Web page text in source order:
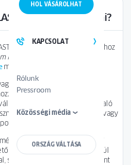
HOL VÁSÁROLHAT
KAPCSOLAT
Rólunk
Pressroom
Közösségi média
ORSZÁG VÁLTÁSA
ablakokat vásárolni?
bemutatóterem megtalálásához
kereső
menüpont alatt.
az irányítószámodat, és a
legközelebb eső
bemutatóteremmel való
az elérhetőségi adatokat vagy
látogatás az OKNOPLAST
ad arra, hogy közvetlenül
szakértői tanácsot kapj, valamint